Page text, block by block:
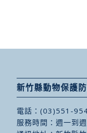
新竹縣動物保護
電話： (03)551-
服務時間：週一到